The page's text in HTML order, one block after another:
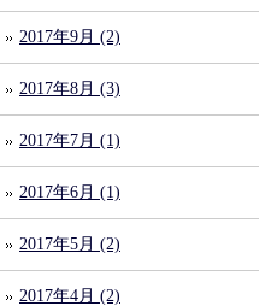
2017年9月 (2)
2017年8月 (3)
2017年7月 (1)
2017年6月 (1)
2017年5月 (2)
2017年4月 (2)